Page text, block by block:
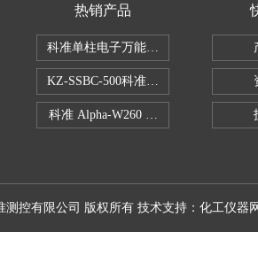
热销产品
科准单柱电子万能拉力机KZ-SSBC-500
KZ-SSBC-500科准单柱电子万能试验
科准 Alpha-W260 半导体全自动推拉
控有限公司 版权所有 技术支持： 化工仪器